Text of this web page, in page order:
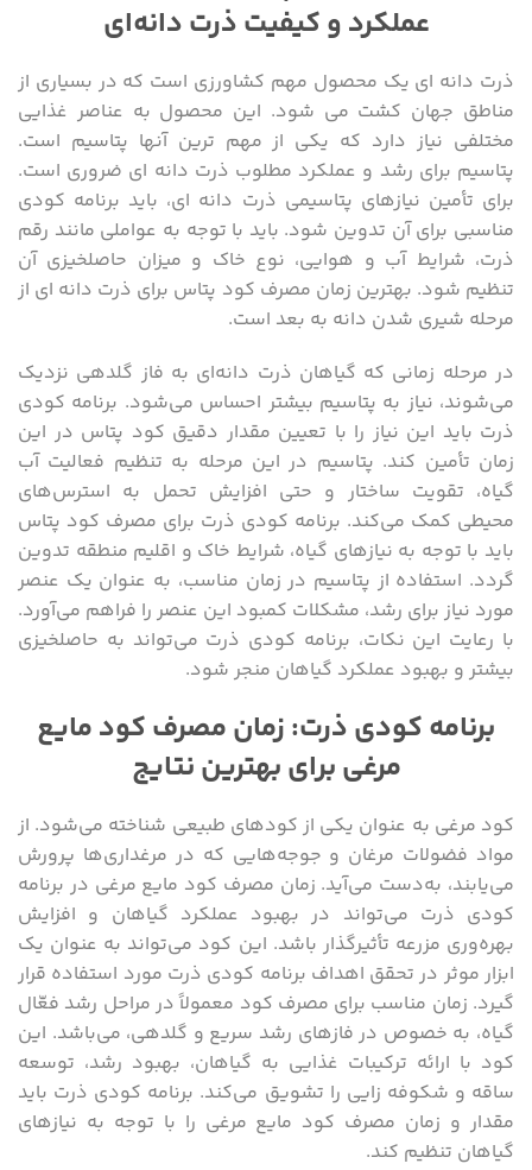
عملکرد و کیفیت ذرت دانه‌ای
ذرت دانه ای یک محصول مهم کشاورزی است که در بسیاری از
مناطق جهان کشت می شود. این محصول به عناصر غذایی
مختلفی نیاز دارد که یکی از مهم ترین آنها پتاسیم است.
پتاسیم برای رشد و عملکرد مطلوب ذرت دانه ای ضروری است.
برای تأمین نیازهای پتاسیمی ذرت دانه ای، باید برنامه کودی
مناسبی برای آن تدوین شود. باید با توجه به عواملی مانند رقم
ذرت، شرایط آب و هوایی، نوع خاک و میزان حاصلخیزی آن
تنظیم شود. بهترین زمان مصرف کود پتاس برای ذرت دانه ای از
مرحله شیری شدن دانه به بعد است.
در مرحله زمانی که گیاهان ذرت دانه‌ای به فاز گلدهی نزدیک
می‌شوند، نیاز به پتاسیم بیشتر احساس می‌شود. برنامه کودی
ذرت باید این نیاز را با تعیین مقدار دقیق کود پتاس در این
زمان تأمین کند. پتاسیم در این مرحله به تنظیم فعالیت آب
گیاه، تقویت ساختار و حتی افزایش تحمل به استرس‌های
محیطی کمک می‌کند. برنامه کودی ذرت برای مصرف کود پتاس
باید با توجه به نیازهای گیاه، شرایط خاک و اقلیم منطقه تدوین
گردد. استفاده از پتاسیم در زمان مناسب، به عنوان یک عنصر
مورد نیاز برای رشد، مشکلات کمبود این عنصر را فراهم می‌آورد.
با رعایت این نکات، برنامه کودی ذرت می‌تواند به حاصلخیزی
بیشتر و بهبود عملکرد گیاهان منجر شود.
برنامه کودی ذرت: زمان مصرف کود مایع
مرغی برای بهترین نتایج
کود مرغی به عنوان یکی از کودهای طبیعی شناخته می‌شود. از
مواد فضولات مرغان و جوجه‌هایی که در مرغداری‌ها پرورش
می‌یابند، به‌دست می‌آید. زمان مصرف کود مایع مرغی در برنامه
کودی ذرت می‌تواند در بهبود عملکرد گیاهان و افزایش
بهره‌وری مزرعه تأثیرگذار باشد. این کود می‌تواند به عنوان یک
ابزار موثر در تحقق اهداف برنامه کودی ذرت مورد استفاده قرار
گیرد. زمان مناسب برای مصرف کود معمولاً در مراحل رشد فعّال
گیاه، به خصوص در فازهای رشد سریع و گلدهی، می‌باشد. این
کود با ارائه ترکیبات غذایی به گیاهان، بهبود رشد، توسعه
ساقه و شکوفه‌ زایی را تشویق می‌کند. برنامه کودی ذرت باید
مقدار و زمان مصرف کود مایع مرغی را با توجه به نیازهای
گیاهان تنظیم کند.